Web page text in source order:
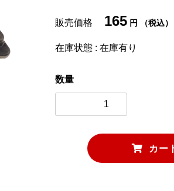
クリップ
販売価格 165 円 （税込）
在庫状態 : 在庫有り
数量